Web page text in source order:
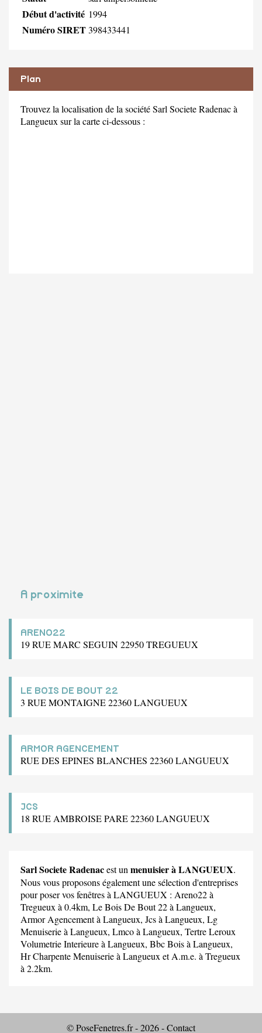
Début d'activité 1994
Numéro SIRET398433441
Plan
Trouvez la localisation de la société Sarl Societe Radenac à
Langueux sur la carte ci-dessous :
A proximite
ARENO22
19 RUE MARC SEGUIN 22950 TREGUEUX
LE BOIS DE BOUT 22
3 RUE MONTAIGNE 22360 LANGUEUX
ARMOR AGENCEMENT
RUE DES EPINES BLANCHES 22360 LANGUEUX
JCS
18 RUE AMBROISE PARE 22360 LANGUEUX
Sarl Societe Radenacest un menuisier à LANGUEUX.
Nous vous proposons également une sélection d'entreprises
pour poser vos fenêtres à LANGUEUX : Areno22à
Tregueux à 0.4km, Le Bois De Bout 22à Langueux,
Armor Agencementà Langueux, Jcsà Langueux, Lg
Menuiserieà Langueux, Lmcoà Langueux, Tertre Leroux
Volumetrie Interieureà Langueux, Bbc Boisà Langueux,
Hr Charpente Menuiserieà Langueux etA.m.e. à Tregueux
à 2.2km.
© PoseFenetres.fr - 2026 -Contact